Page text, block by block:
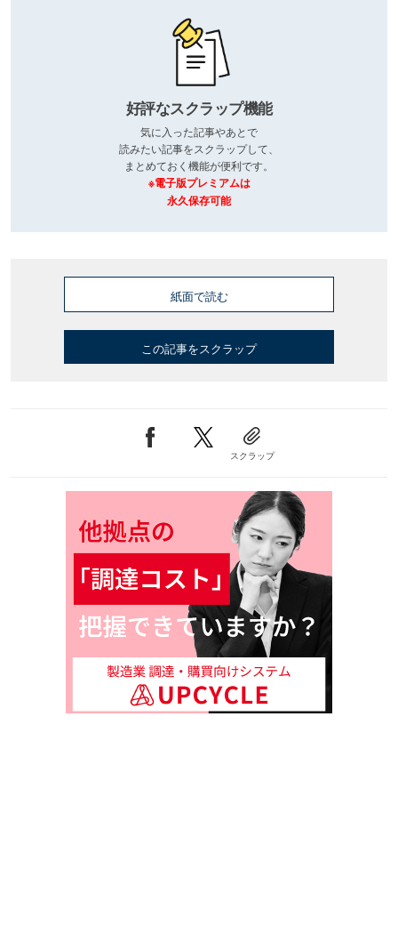
好評なスクラップ機能
気に入った記事やあとで
読みたい記事をスクラップして、
まとめておく機能が便利です。
※電子版プレミアムは
永久保存可能
紙面で読む
この記事をスクラップ
スクラップ